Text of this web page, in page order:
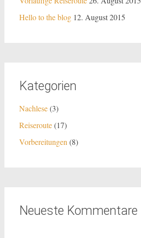
Hello to the blog 12. August 2015
Kategorien
Nachlese(3)
Reiseroute(17)
Vorbereitungen (8)
Neueste Kommentare